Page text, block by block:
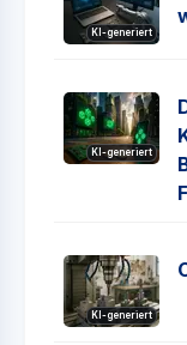
KI-generiert
KI-generiert
KI-generiert